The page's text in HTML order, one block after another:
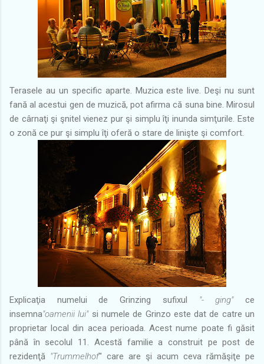
Terasele au un specific aparte. Muzica este live. Deşi nu sunt
fană al acestui gen de muzică, pot afirma că suna bine. Mirosul
de cârnaţi şi şnitel vienez pur şi simplu îţi inunda simţurile. Este
o zonă ce pur şi simplu îţi oferă o stare de linişte şi comfort.
Explicaţia numelui de Grinzing sufixul "- ging"ce
insemna"oamenii lui"si numele de Grinzo este dat de catre un
proprietar local din acea perioada. Acest nume poate fi găsit
până în secolul 11. Acestă familie a construit pe post de
rezidenţă "Trummelhof" care are şi acum ceva rămăşiţe pe